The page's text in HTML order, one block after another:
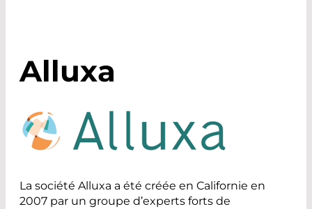
Alluxa
La société Alluxa a été créée en Californie en
2007 par un groupe d’experts forts de